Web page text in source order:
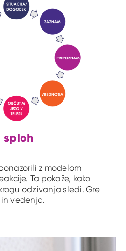
sploh
z modelom
Ta pokaže, kako
odzivanja sledi. Gre
vedenja.